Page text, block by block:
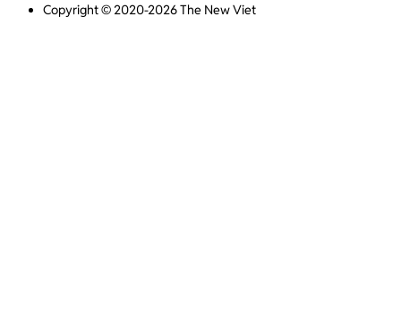
Copyright © 2020-2026 The New Viet